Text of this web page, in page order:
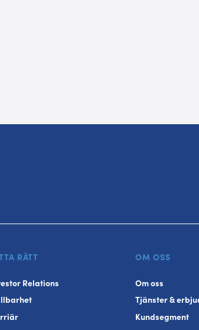
RÄTT
Relations
OM OSS
Om oss
Tjänster &
Kundsegment